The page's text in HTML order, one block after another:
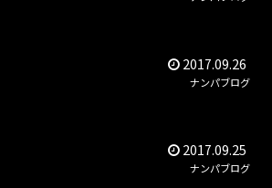
2017.09.26
ナンパブログ
2017.09.25
ナンパブログ